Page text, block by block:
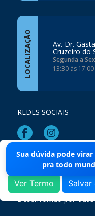
O site da Prefeitura não
semelhantes.
Ver Termo Salvar
LOCALIZAÇÃO Av. Dr.
Cruzeiro do
Segunda a
13:30 às
REDES SOCIAIS
Mapa do Site
Cruzeiro do Sul -
Desenvolvido por
Sua dúvida pode
pra todo